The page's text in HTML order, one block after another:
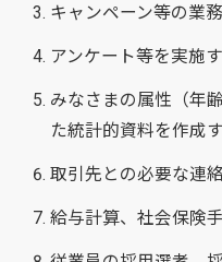
キャンペーン等の業
アンケート等を実施
みなさまの属性（年
た統計的資料を作成
取引先との必要な連
給与計算、社会保険